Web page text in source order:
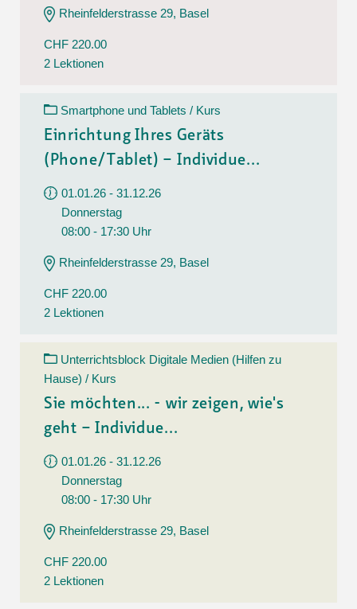
Rheinfelderstrasse 29, Basel
CHF 220.00
2 Lektionen
Smartphone und Tablets / Kurs
Einrichtung Ihres Geräts
(Phone/Tablet) – Individue...
01.01.26 - 31.12.26
Donnerstag
08:00 - 17:30 Uhr
Rheinfelderstrasse 29, Basel
CHF 220.00
2 Lektionen
Unterrichtsblock Digitale Medien (Hilfen zu
Hause) / Kurs
Sie möchten... - wir zeigen, wie's
geht – Individue...
01.01.26 - 31.12.26
Donnerstag
08:00 - 17:30 Uhr
Rheinfelderstrasse 29, Basel
CHF 220.00
2 Lektionen